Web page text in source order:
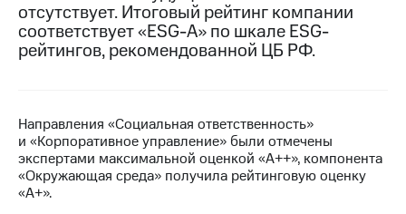
Достижения
Интервью
Контакты
Новости
в
отсутствует. Итоговый рейтинг компании
соответствует «ESG-A» по шкале ESG-
рейтингов, рекомендованной ЦБ РФ.
Направления «Социальная ответственность»
и «Корпоративное управление» были отмечены
экспертами максимальной оценкой «A++», компонента
«Окружающая среда» получила рейтинговую оценку
«А+».